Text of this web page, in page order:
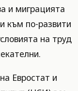
и миграцията
към по-развити
на труд
Евростат и